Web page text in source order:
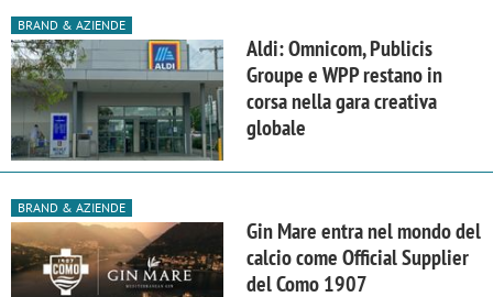
BRAND & AZIENDE
Aldi: Omnicom, Publicis
Groupe e WPP restano in
corsa nella gara creativa
globale
BRAND & AZIENDE
Gin Mare entra nel mondo del
calcio come Official Supplier
del Como 1907